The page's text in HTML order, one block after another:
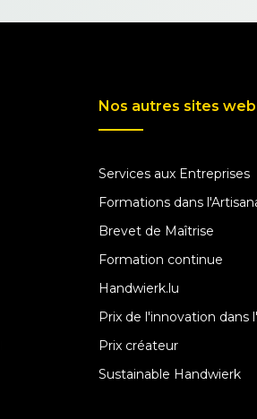
Nos autres sites web
Services aux Entreprises
Formations dans
Brevet de Maîtrise
Formation continue
Handwierk.lu
Prix de l'innovation dans
Prix créateur
Sustainable Handwierk